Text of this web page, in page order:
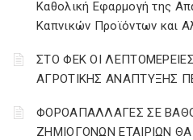
Καθολική Εφαρμογή της
Καπνικών Προϊόντων και
ΣΤΟ ΦΕΚ ΟΙ
ΑΓΡΟΤΙΚΗΣ ΑΝΑΠΤΥΞΗΣ
ΦΟΡΟΑΠΑΛΛΑΓΕΣ ΣΕ
ΖΗΜΙΟΓΟΝΩΝ ΕΤΑΙΡΙΩΝ